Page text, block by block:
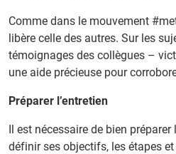
Comme dans le mouvement
libère celle des autres. Sur les
témoignages des collègues –
une aide précieuse pour
Préparer l’entretien
Il est nécessaire de bien préparer
définir ses objectifs, les étapes